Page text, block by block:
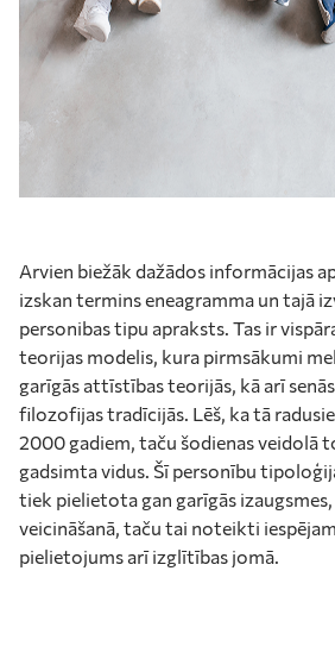
Arvien biežāk dažādos informācijas
izskan termins eneagramma un tajā
personibas tipu apraksts. Tas ir
teorijas modelis, kura pirmsākumi
garīgās attīstības teorijās, kā arī
filozofijas tradīcijās. Lēš, ka tā
2000 gadiem, taču šodienas veidolā
gadsimta vidus. Šī personību
tiek pielietota gan garīgās
veicināšanā, taču tai noteikti
pielietojums arī izglītības jomā.